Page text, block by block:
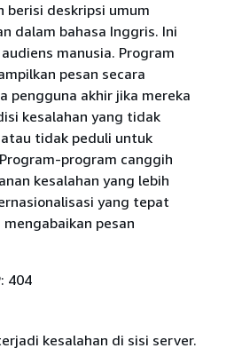
berisi deskripsi umum
dalam bahasa Inggris. Ini
manusia. Program
pesan secara
pengguna akhir jika mereka
kesalahan yang tidak
tidak peduli untuk
program canggih
kesalahan yang lebih
yang tepat
pesan
404
kesalahan di sisi server.